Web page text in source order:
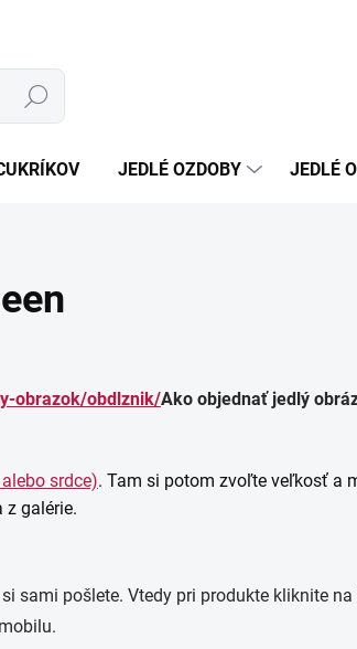
Hľadať
JEDLÉ OZDOBY JEDLÉ
obrazok/obdlznik/Ako objednať jedlý
srdce). Tam si potom zvoľte veľkosť a
z galérie.
si sami pošlete. Vtedy pri produkte kliknite